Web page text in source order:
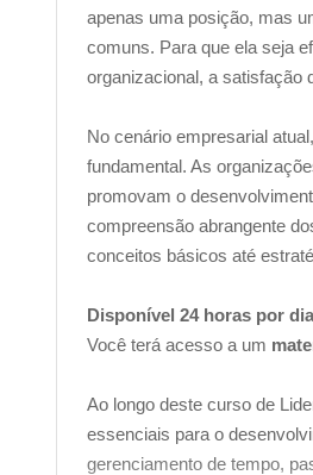
apenas uma posição, mas
comuns. Para que ela seja
organizacional, a satisfação
No cenário empresarial
fundamental. As
promovam o
compreensão abrangente
conceitos básicos até
Disponível 24 horas por
Você terá acesso a um
Ao longo deste curso de
essenciais para o
gerenciamento de tempo,